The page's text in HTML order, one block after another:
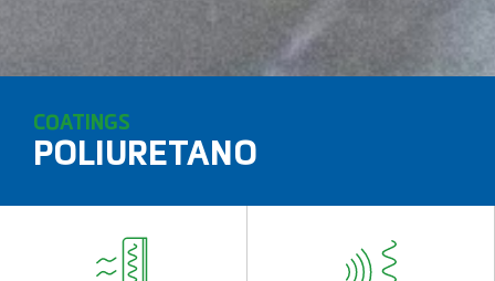
COATINGS
POLIURETANO